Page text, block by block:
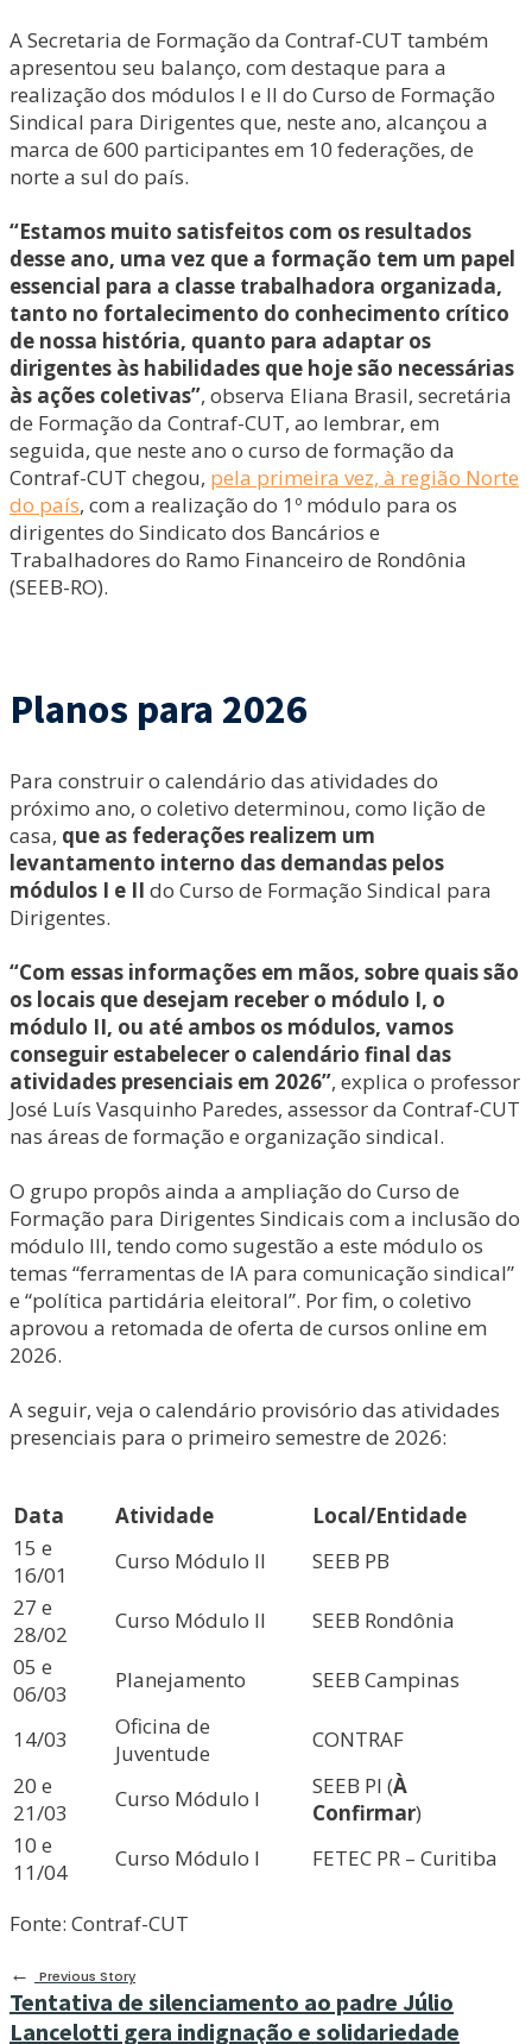
A Secretaria de Formação da Contraf-CUT também
apresentou seu balanço, com destaque para a
realização dos módulos I e II do Curso de Formação
Sindical para Dirigentes que, neste ano, alcançou a
marca de 600 participantes em 10 federações, de
norte a sul do país.
“Estamos muito satisfeitos com os resultados
desse ano, uma vez que a formação tem um papel
essencial para a classe trabalhadora organizada,
tanto no fortalecimento do conhecimento crítico
de nossa história, quanto para adaptar os
dirigentes às habilidades que hoje são necessárias
às ações coletivas”, observa Eliana Brasil, secretária
de Formação da Contraf-CUT, ao lembrar, em
seguida, que neste ano o curso de formação da
Contraf-CUT chegou, pela primeira vez, à região Norte
do país, com a realização do 1º módulo para os
dirigentes do Sindicato dos Bancários e
Trabalhadores do Ramo Financeiro de Rondônia
(SEEB-RO).
Planos para 2026
Para construir o calendário das atividades do
próximo ano, o coletivo determinou, como lição de
casa, que as federações realizem um
levantamento interno das demandas pelos
módulos I e II do Curso de Formação Sindical para
Dirigentes.
“Com essas informações em mãos, sobre quais são
os locais que desejam receber o módulo I, o
módulo II, ou até ambos os módulos, vamos
conseguir estabelecer o calendário final das
atividades presenciais em 2026”, explica o professor
José Luís Vasquinho Paredes, assessor da Contraf-CUT
nas áreas de formação e organização sindical.
O grupo propôs ainda a ampliação do Curso de
Formação para Dirigentes Sindicais com a inclusão do
módulo III, tendo como sugestão a este módulo os
temas “ferramentas de IA para comunicação sindical”
e “política partidária eleitoral”. Por fim, o coletivo
aprovou a retomada de oferta de cursos online em
2026.
A seguir, veja o calendário provisório das atividades
presenciais para o primeiro semestre de 2026:
Data Atividade
Local/Entidade
15 e
16/01
Curso Módulo II
SEEB PB
27 e
28/02
Curso Módulo II
SEEB Rondônia
05 e
06/03
Planejamento SEEB Campinas
14/03
Oficina de
Juventude
CONTRAF
20 e
21/03
Curso Módulo I SEEB PI (À
Confirmar)
10 e
11/04
Curso Módulo I FETEC PR – Curitiba
Fonte: Contraf-CUT
←
Previous Story
Tentativa de silenciamento ao padre Júlio
Lancelotti gera indignação e solidariedade